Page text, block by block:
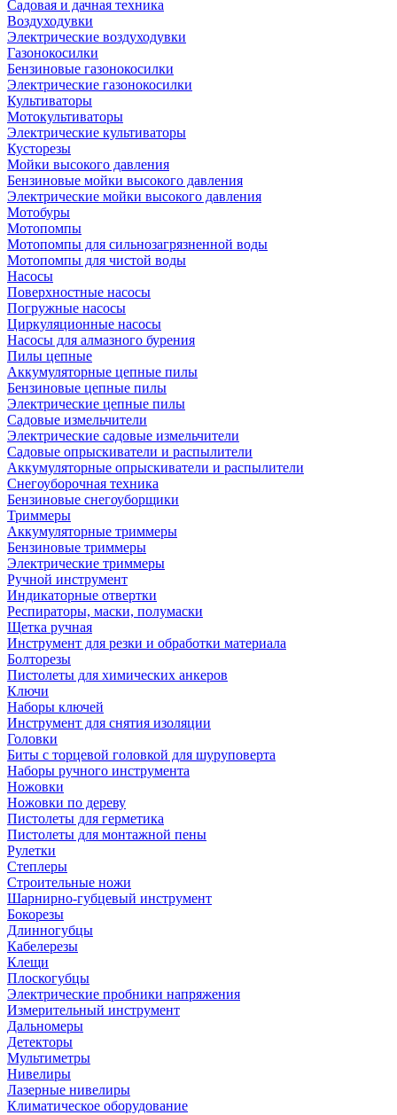
Садовая и дачная техника
Воздуходувки
Электрические воздуходувки
Газонокосилки
Бензиновые газонокосилки
Электрические газонокосилки
Культиваторы
Мотокультиваторы
Электрические культиваторы
Кусторезы
Мойки высокого давления
Бензиновые мойки высокого давления
Электрические мойки высокого давления
Мотобуры
Мотопомпы
Мотопомпы для сильнозагрязненной воды
Мотопомпы для чистой воды
Насосы
Поверхностные насосы
Погружные насосы
Циркуляционные насосы
Насосы для алмазного бурения
Пилы цепные
Аккумуляторные цепные пилы
Бензиновые цепные пилы
Электрические цепные пилы
Садовые измельчители
Электрические садовые измельчители
Садовые опрыскиватели и распылители
Аккумуляторные опрыскиватели и распылители
Снегоуборочная техника
Бензиновые снегоуборщики
Триммеры
Аккумуляторные триммеры
Бензиновые триммеры
Электрические триммеры
Ручной инструмент
Индикаторные отвертки
Респираторы, маски, полумаски
Щетка ручная
Инструмент для резки и обработки материала
Болторезы
Пистолеты для химических анкеров
Ключи
Наборы ключей
Инструмент для снятия изоляции
Головки
Биты с торцевой головкой для шуруповерта
Наборы ручного инструмента
Ножовки
Ножовки по дереву
Пистолеты для герметика
Пистолеты для монтажной пены
Рулетки
Степлеры
Строительные ножи
Шарнирно-губцевый инструмент
Бокорезы
Длинногубцы
Кабелерезы
Клещи
Плоскогубцы
Электрические пробники напряжения
Измерительный инструмент
Дальномеры
Детекторы
Мультиметры
Нивелиры
Лазерные нивелиры
Климатическое оборудование